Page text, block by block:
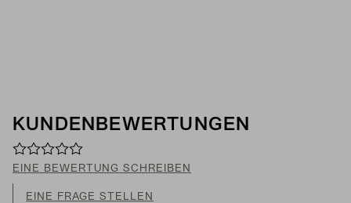
KUNDENBEWERTUNGEN
EINE BEWERTUNG SCHREIBEN
EINE FRAGE STELLEN